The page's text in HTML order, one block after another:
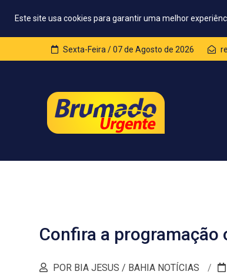
Este site usa cookies para garantir uma melhor
Sexta-Feira / 07 de Agosto de 2026
Confira a
POR BIA JESUS / BAHIA NOTÍCIAS